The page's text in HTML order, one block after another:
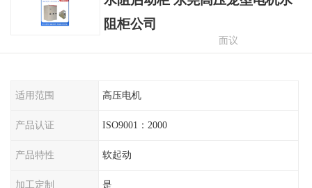
阻柜公司
面议
适用范围 高压电机
产品认证 ISO9001：2000
产品特性 软起动
加工定制 是